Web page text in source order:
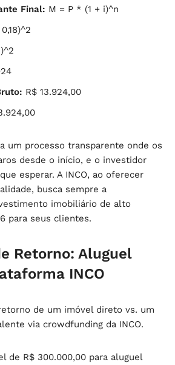
Final: M = P * (1 + i)^n
R$ 13.924,00
um processo transparente onde os
desde o início, e o investidor
esperar. A INCO, ao oferecer
busca sempre a
imobiliário de alto
para seus clientes.
Retorno: Aluguel
INCO
de um imóvel direto vs. um
via crowdfunding da INCO.
de R$ 300.000,00 para aluguel